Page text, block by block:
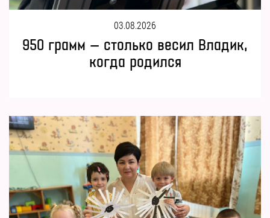
950 грамм — столько весил Владик,
когда родился
03.08.2026